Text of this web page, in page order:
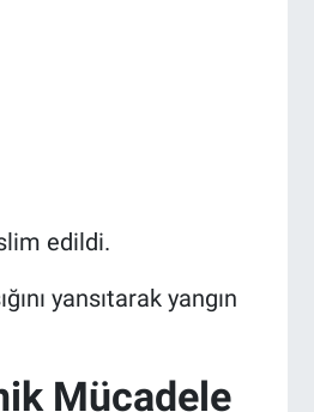
edildi.
yansıtarak yangın
Mücadele